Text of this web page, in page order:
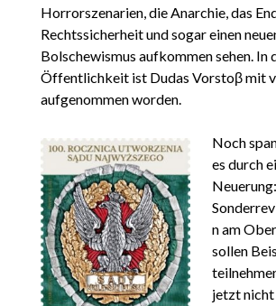
Horrorszenarien, die Anarchie, das
Rechtssicherheit und sogar einen
Bolschewismus aufkommen sehen. In
Öffentlichkeit ist Dudas Vorstoβ mit
aufgenommen worden.
Noch
es durch
n am
sollen
jetzt nicht